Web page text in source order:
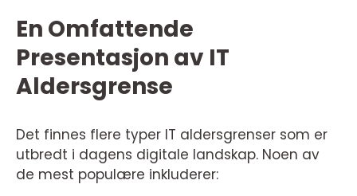
En Omfattende
Presentasjon av IT
Aldersgrense
Det finnes flere typer IT aldersgrenser som er
utbredt i dagens digitale landskap. Noen av
de mest populære inkluderer: